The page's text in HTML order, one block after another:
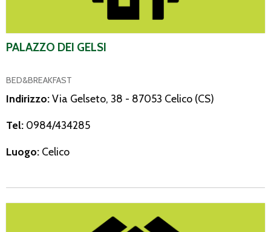
PALAZZO DEI GELSI
BED&BREAKFAST
Indirizzo:Via Gelseto, 38 - 87053 Celico (CS)
Tel: 0984/434285
Luogo: Celico